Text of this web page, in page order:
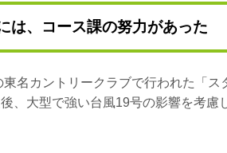
は、コース課の努力があった
名カントリークラブで行われた「ス
、大型で強い台風19号の影響を考慮